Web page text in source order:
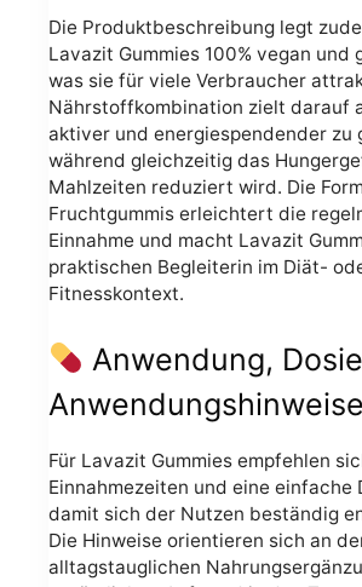
Die Produktbeschreibung legt
Lavazit Gummies 100% vegan und
was sie für viele Verbraucher
Nährstoffkombination zielt darauf
aktiver und energiespendender zu
während gleichzeitig das
Mahlzeiten reduziert wird. Die
Fruchtgummis erleichtert die
Einnahme und macht Lavazit
praktischen Begleiterin im Diät-
Fitnesskontext.
Anwendung,
Anwendungshinweise
Für Lavazit Gummies empfehlen
Einnahmezeiten und eine einfache
damit sich der Nutzen beständig
Die Hinweise orientieren sich an
alltagstauglichen